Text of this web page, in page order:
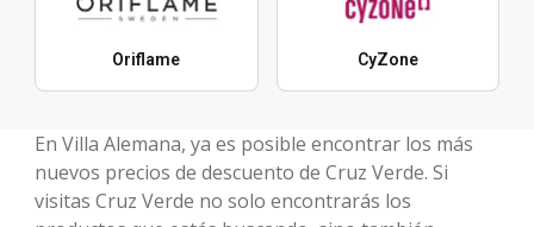
Oriflame CyZone
En Villa Alemana, ya es posible encontrar los más
nuevos precios de descuento de Cruz Verde. Si
visitas Cruz Verde no solo encontrarás los